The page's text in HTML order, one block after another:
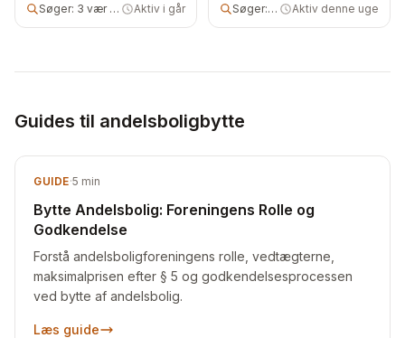
Søger: 3 vær andelsbolig Aktiv i går Søger:2 vær andelsbolig
Aktiv denne uge
Guides til andelsboligbytte
GUIDE·5 min
Bytte Andelsbolig: Foreningens Rolle og
Godkendelse
Forstå andelsboligforeningens rolle, vedtægterne,
maksimalprisen efter § 5 og godkendelsesprocessen
ved bytte af andelsbolig.
Læs guide